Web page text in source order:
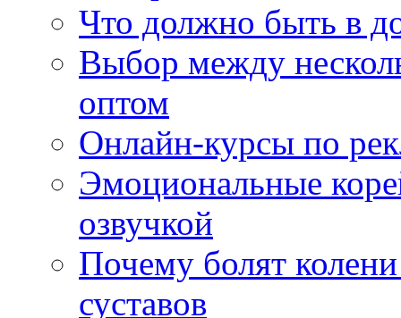
Что должно быть в
Выбор между
оптом
Онлайн-курсы по
Эмоциональные
озвучкой
Почему болят
суставов